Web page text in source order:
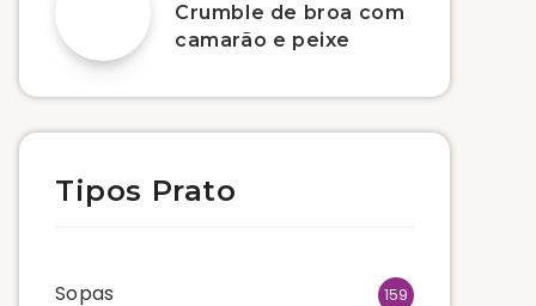
Crumble de broa com
camarão e peixe
Tipos Prato
Sopas 159